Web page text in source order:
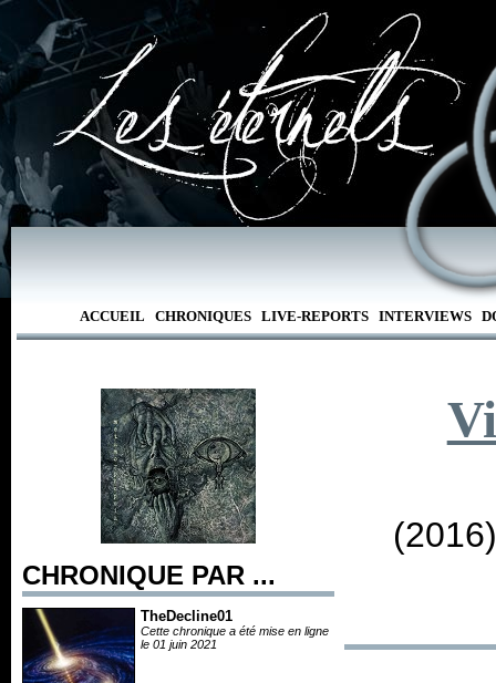
ACCUEIL CHRONIQUES LIVE-REPORTS INTERVIEWS
CHRONIQUE PAR ...
TheDecline01
Cette chronique a été mise en ligne
le 01 juin 2021